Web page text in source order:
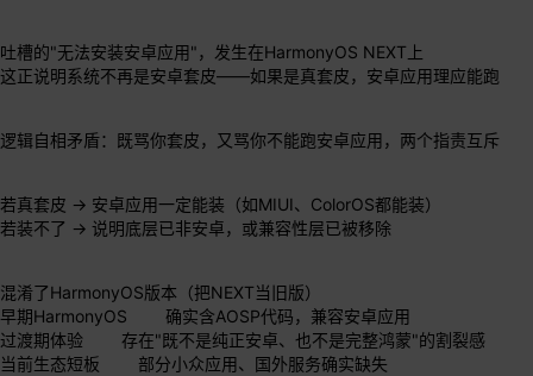
吐槽的"无法安装安卓应用"，发生在HarmonyOS NEXT上
这正说明系统不再是安卓套皮——如果是真套皮，安卓应用理应能跑
逻辑自相矛盾：既骂你套皮，又骂你不能跑安卓应用，两个指责互斥
若真套皮 → 安卓应用一定能装（如MIUI、ColorOS都能装）
若装不了 → 说明底层已非安卓，或兼容性层已被移除
混淆了HarmonyOS版本（把NEXT当旧版）
早期HarmonyOS 确实含AOSP代码，兼容安卓应用
过渡期体验 存在"既不是纯正安卓、也不是完整鸿蒙"的割裂感
当前生态短板 部分小众应用、国外服务确实缺失